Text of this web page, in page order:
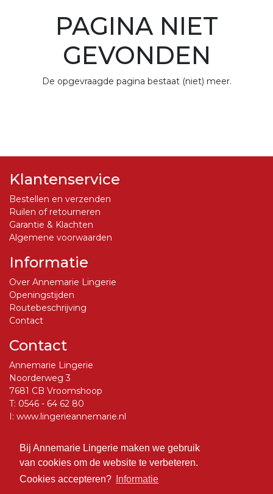
Bij Annemarie Lingerie maken we gebruik
van cookies om de website te verbeteren.
Cookies accepteren?
Informatie
PAGINA NIET
GEVONDEN
De opgevraagde pagina bestaat (niet) meer.
Klantenservice
Bestellen en verzenden
Ruilen of retourneren
Garantie & Klachten
Algemene voorwaarden
Informatie
Over Annemarie Lingerie
Openingstijden
Routebeschrijving
Contact
Contact
Annemarie Lingerie
Noorderweg 3
7681 CB Vroomshoop
T: 0546 - 64 62 80
I: www.lingerieannemarie.nl
Social Media
Volg ons op Facebook